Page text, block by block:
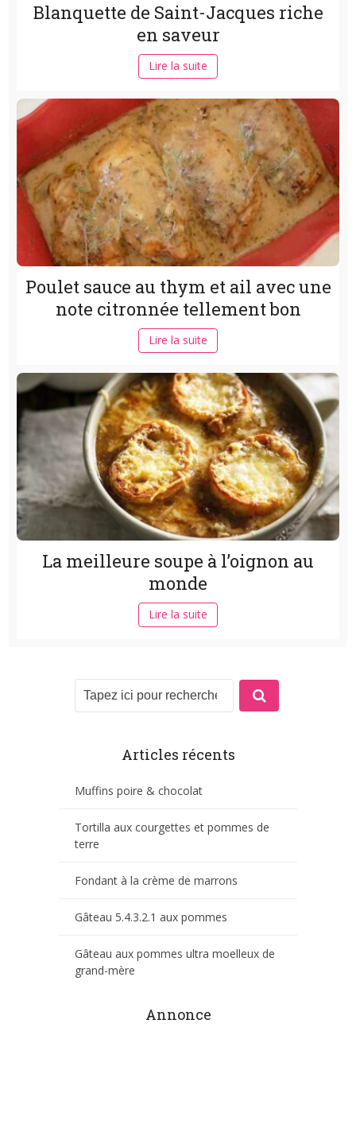
Blanquette de Saint-Jacques riche
en saveur
Lire la suite
Poulet sauce au thym et ail avec une
note citronnée tellement bon
Lire la suite
La meilleure soupe à l’oignon au
monde
Lire la suite
Articles récents
Muffins poire & chocolat
Tortilla aux courgettes et pommes de
terre
Fondant à la crème de marrons
Gâteau 5.4.3.2.1 aux pommes
Gâteau aux pommes ultra moelleux de
grand-mère
Annonce